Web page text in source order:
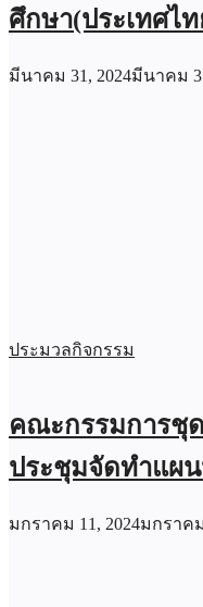
ศึกษา(ประเทศไท
มีนาคม 31, 2024มีนาคม
ประมวลกิจกรรม
คณะกรรมการชุ
ประชุมจัดทำแผ
มกราคม 11, 2024มกราค